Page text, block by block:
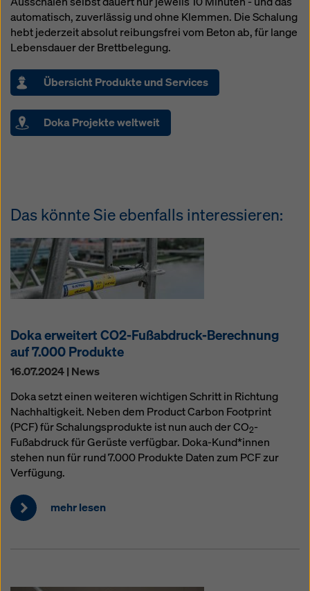
automatisch, zuverlässig und ohne Klemmen. Die Schalung
hebt jederzeit absolut reibungsfrei vom Beton ab, für lange
Lebensdauer der Brettbelegung.
Übersicht Produkte und Services
Doka Projekte weltweit
Das könnte Sie ebenfalls interessieren:
Doka erweitert CO2-Fußabdruck-Berechnung
auf 7.000 Produkte
16.07.2024 | News
Doka setzt einen weiteren wichtigen Schritt in Richtung
Nachhaltigkeit. Neben dem Product Carbon Footprint
(PCF) für Schalungsprodukte ist nun auch der CO2-
Fußabdruck für Gerüste verfügbar. Doka-Kund*innen
stehen nun für rund 7.000 Produkte Daten zum PCF zur
Verfügung.
mehr lesen